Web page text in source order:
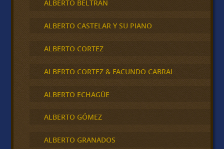
ALBERTO BELTRAN
ALBERTO CASTELAR Y SU PIANO
ALBERTO CORTEZ
ALBERTO CORTEZ & FACUNDO CABRAL
ALBERTO ECHAGÜE
ALBERTO GÓMEZ
ALBERTO GRANADOS